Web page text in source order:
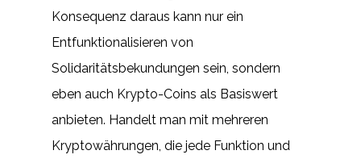
Konsequenz daraus kann nur ein
Entfunktionalisieren von
Solidaritätsbekundungen sein, sondern
eben auch Krypto-Coins als Basiswert
anbieten. Handelt man mit mehreren
Kryptowährungen, die jede Funktion und